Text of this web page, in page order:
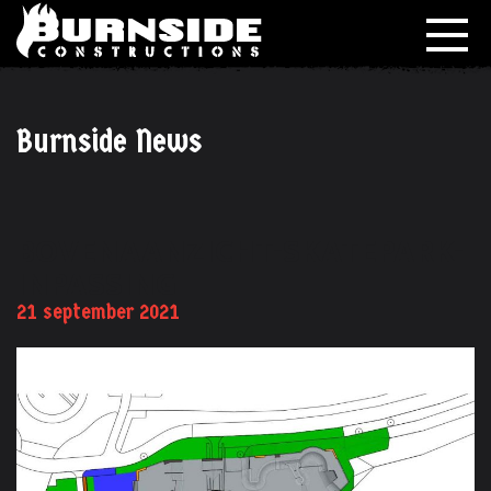
Burnside News
21 september 2021